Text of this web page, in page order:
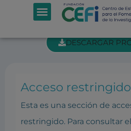
SECCIÓN INTRANET:
DESCARGAR
Acceso restringido
Esta es una sección de
restringido. Para consultar el